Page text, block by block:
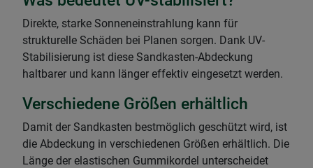
Direkte, starke Sonneneinstrahlung kann für
strukturelle Schäden bei Planen sorgen. Dank UV-
Stabilisierung ist diese Sandkasten-Abdeckung
haltbarer und kann länger effektiv eingesetzt werden.
Verschiedene Größen erhältlich
Damit der Sandkasten bestmöglich geschützt wird, ist
die Abdeckung in verschiedenen Größen erhältlich. Die
Länge der elastischen Gummikordel unterscheidet